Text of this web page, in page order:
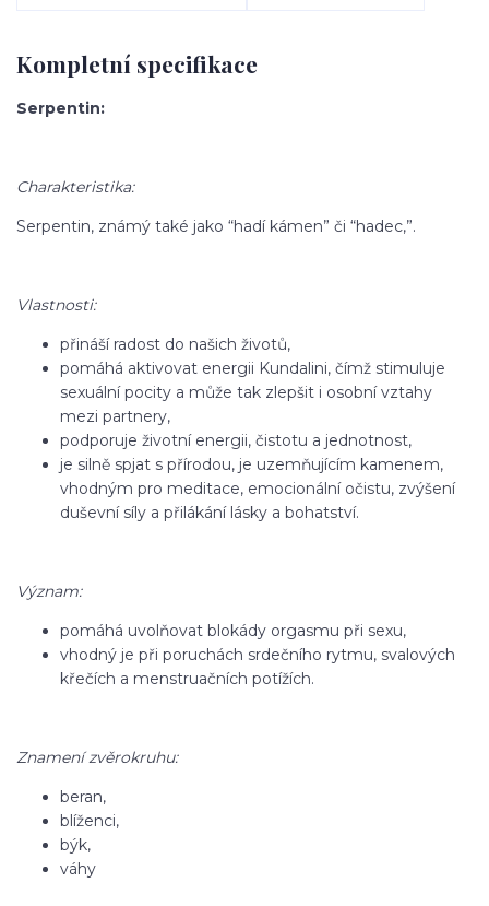
Kompletní specifikace
Serpentin:
Charakteristika:
Serpentin, známý také jako “hadí kámen” či “hadec,”.
Vlastnosti:
přináší radost do našich životů,
pomáhá aktivovat energii Kundalini, čímž stimuluje
sexuální pocity a může tak zlepšit i osobní vztahy
mezi partnery,
podporuje životní energii, čistotu a jednotnost,
je silně spjat s přírodou, je uzemňujícím kamenem,
vhodným pro meditace, emocionální očistu, zvýšení
duševní síly a přilákání lásky a bohatství.
Význam:
pomáhá uvolňovat blokády orgasmu při sexu,
vhodný je při poruchách srdečního rytmu, svalových
křečích a menstruačních potížích.
Znamení zvěrokruhu:
beran,
blíženci,
býk,
váhy